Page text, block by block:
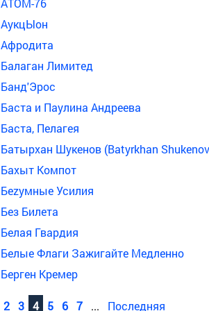
АТОМ-76
АукцЫон
Афродита
Балаган Лимитед
Банд'Эрос
Баста и Паулина Андреева
Баста, Пелагея
Батырхан Шукенов (Batyrkhan
Бахыт Компот
Беzумные Усилия
Без Билета
Белая Гвардия
Белые Флаги Зажигайте Медленно
Берген Кремер
2 3 4 5 6 7 ... Последняя